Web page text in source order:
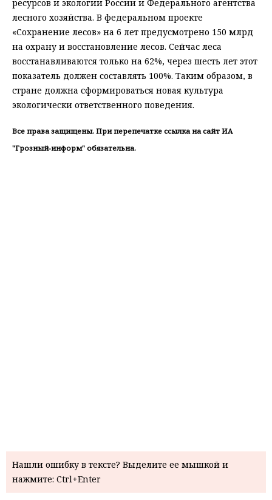
ресурсов и экологии России и Федерального агентства
лесного хозяйства. В федеральном проекте
«Сохранение лесов» на 6 лет предусмотрено 150 млрд
на охрану и восстановление лесов. Сейчас леса
восстанавливаются только на 62%, через шесть лет этот
показатель должен составлять 100%. Таким образом, в
стране должна сформироваться новая культура
экологически ответственного поведения.
Все права защищены. При перепечатке ссылка на сайт ИА
"Грозный-информ" обязательна.
Нашли ошибку в тексте? Выделите ее мышкой и
нажмите: Ctrl+Enter